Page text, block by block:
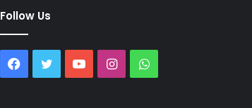
Follow Us
Facebook
TwitterYouTubeInstagramWhatsApp